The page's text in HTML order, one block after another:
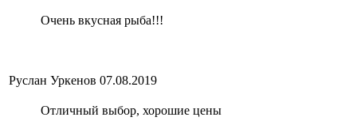
Очень вкусная рыба!!!
Руслан Уркенов 07.08.2019
Отличный выбор, хорошие цены